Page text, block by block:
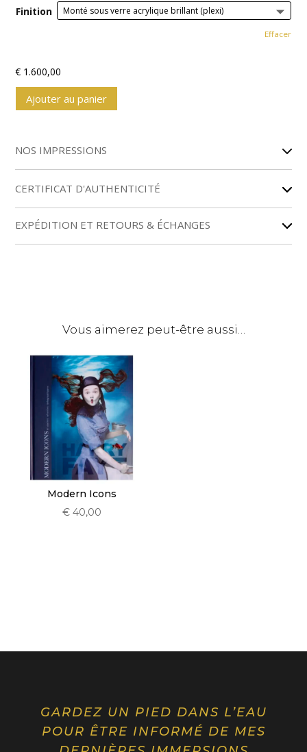
Finition
Effacer
€ 1.600,00
Ajouter au panier
t
e
t
i
NOS IMPRESSIONS
CERTIFICAT D'AUTHENTICITÉ
EXPÉDITION ET RETOURS & ÉCHANGES
Vous aimerez peut-être aussi…
Modern Icons
€40,00
GARDEZ UN PIED DANS L’EAU
POUR ÊTRE INFORMÉ DE MES